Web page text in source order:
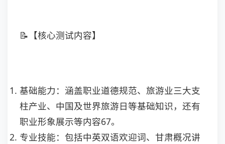
📝【核心测试内容】
基础能力：涵盖职业道德规范、旅游业三大支
柱产业、中国及世界旅游日等基础知识，还有
职业形象展示等内容67。
专业技能：包括中英双语欢迎词、甘肃概况讲